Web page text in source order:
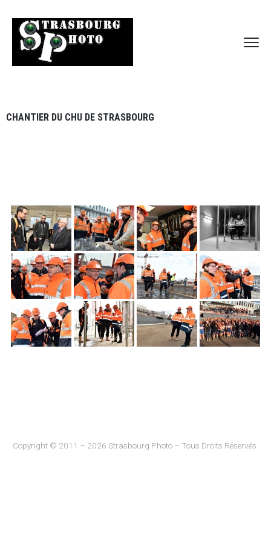
CHANTIER DU CHU DE STRASBOURG
Copyright © 2011 – 2026 Strasbourg Photo – Tous Droits Réservés.